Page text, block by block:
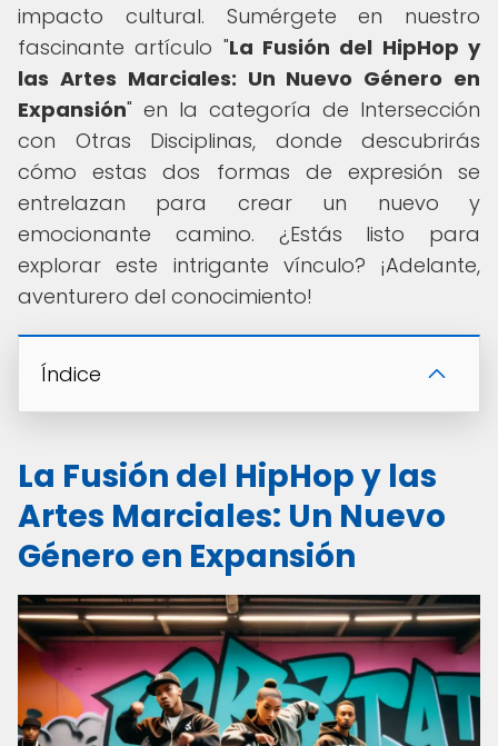
impacto cultural. Sumérgete en nuestro
fascinante artículo "La Fusión del HipHop y
las Artes Marciales: Un Nuevo Género en
Expansión" en la categoría de Intersección
con Otras Disciplinas, donde descubrirás
cómo estas dos formas de expresión se
entrelazan para crear un nuevo y
emocionante camino. ¿Estás listo para
explorar este intrigante vínculo? ¡Adelante,
aventurero del conocimiento!
Índice
La Fusión del HipHop y las
Artes Marciales: Un Nuevo
Género en Expansión